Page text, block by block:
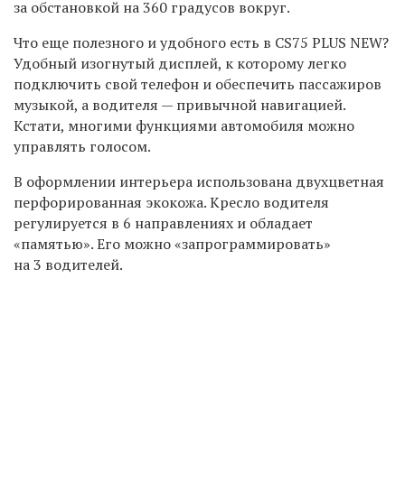
за обстановкой на 360 градусов вокруг.
Что еще полезного и удобного есть в CS75 PLUS NEW?
Удобный изогнутый дисплей, к которому легко
подключить свой телефон и обеспечить пассажиров
музыкой, а водителя — привычной навигацией.
Кстати, многими функциями автомобиля можно
управлять голосом.
В оформлении интерьера использована двухцветная
перфорированная экокожа. Кресло водителя
регулируется в 6 направлениях и обладает
«памятью». Его можно «запрограммировать»
на 3 водителей.